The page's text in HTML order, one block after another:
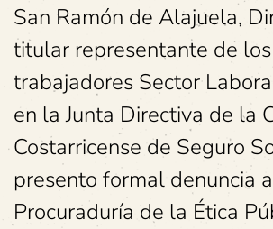
San Ramón de Alajuela,
titular representante de los
trabajadores Sector
en la Junta Directiva de la
Costarricense de Seguro
presento formal denuncia
Procuraduría de la Ética